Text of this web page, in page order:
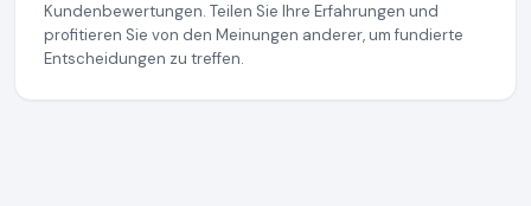
Kundenbewertungen. Teilen Sie Ihre Erfahrungen und
profitieren Sie von den Meinungen anderer, um fundierte
Entscheidungen zu treffen.